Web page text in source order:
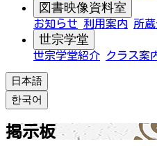
図書映像資料室
お知らせ 利用案内 所
世宗学堂
世宗学堂紹介 クラス案
日本語
한국어
掲示板